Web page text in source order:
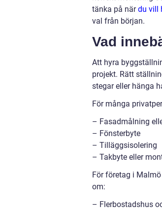
tänka på närdu vill
val från början.
Vad
Att hyra
projekt. Rätt
stegar eller hänga
För många
– Fasadmålning
– Fönsterbyte
– Tilläggsisolering
– Takbyte eller
För företag i
om:
– Flerbostadshus